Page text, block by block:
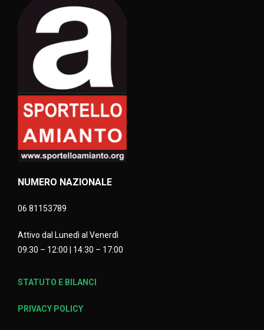
NUMERO NAZIONALE
06 81153789
Attivo dal Lunedì al Venerdì
09:30 – 12:00 | 14:30 – 17:00
STATUTO E BILANCI
PRIVACY POLICY